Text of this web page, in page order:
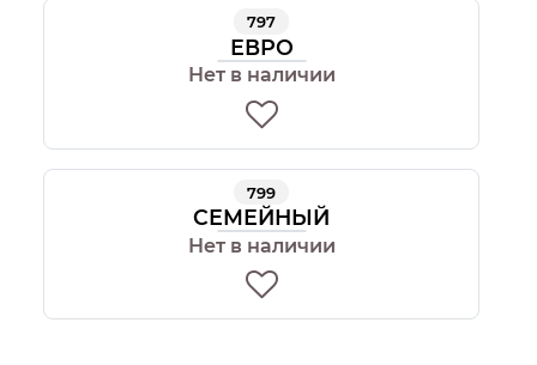
797
ЕВРО
Нет в наличии
799
СЕМЕЙНЫЙ
Нет в наличии